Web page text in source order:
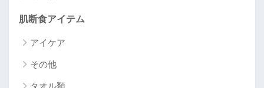
肌断食アイテム
アイケア
その他
タオル類